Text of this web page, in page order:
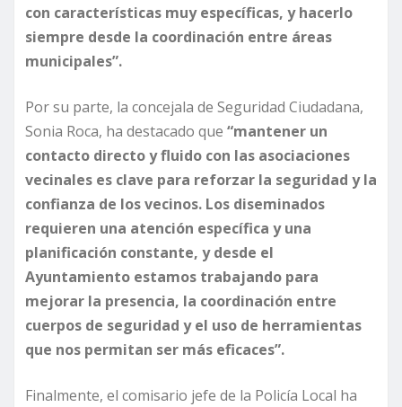
con características muy específicas, y hacerlo
siempre desde la coordinación entre áreas
municipales”.
Por su parte, la concejala de Seguridad Ciudadana,
Sonia Roca, ha destacado que “mantener un
contacto directo y fluido con las asociaciones
vecinales es clave para reforzar la seguridad y la
confianza de los vecinos. Los diseminados
requieren una atención específica y una
planificación constante, y desde el
Ayuntamiento estamos trabajando para
mejorar la presencia, la coordinación entre
cuerpos de seguridad y el uso de herramientas
que nos permitan ser más eficaces”.
Finalmente, el comisario jefe de la Policía Local ha